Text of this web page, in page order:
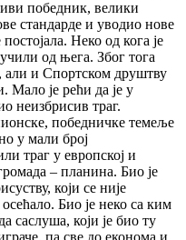
победник, велики
стандарде и уводио нове
Неко од кога је
од њега. Због тога
али и Спортском друштву
Мало је рећи да је у
неизбрисив траг.
победничке темеље
у мали број
траг у европској и
– планина. Био је
који се није
Био је неко са ким
саслуша, који је био ту
па све до економа и